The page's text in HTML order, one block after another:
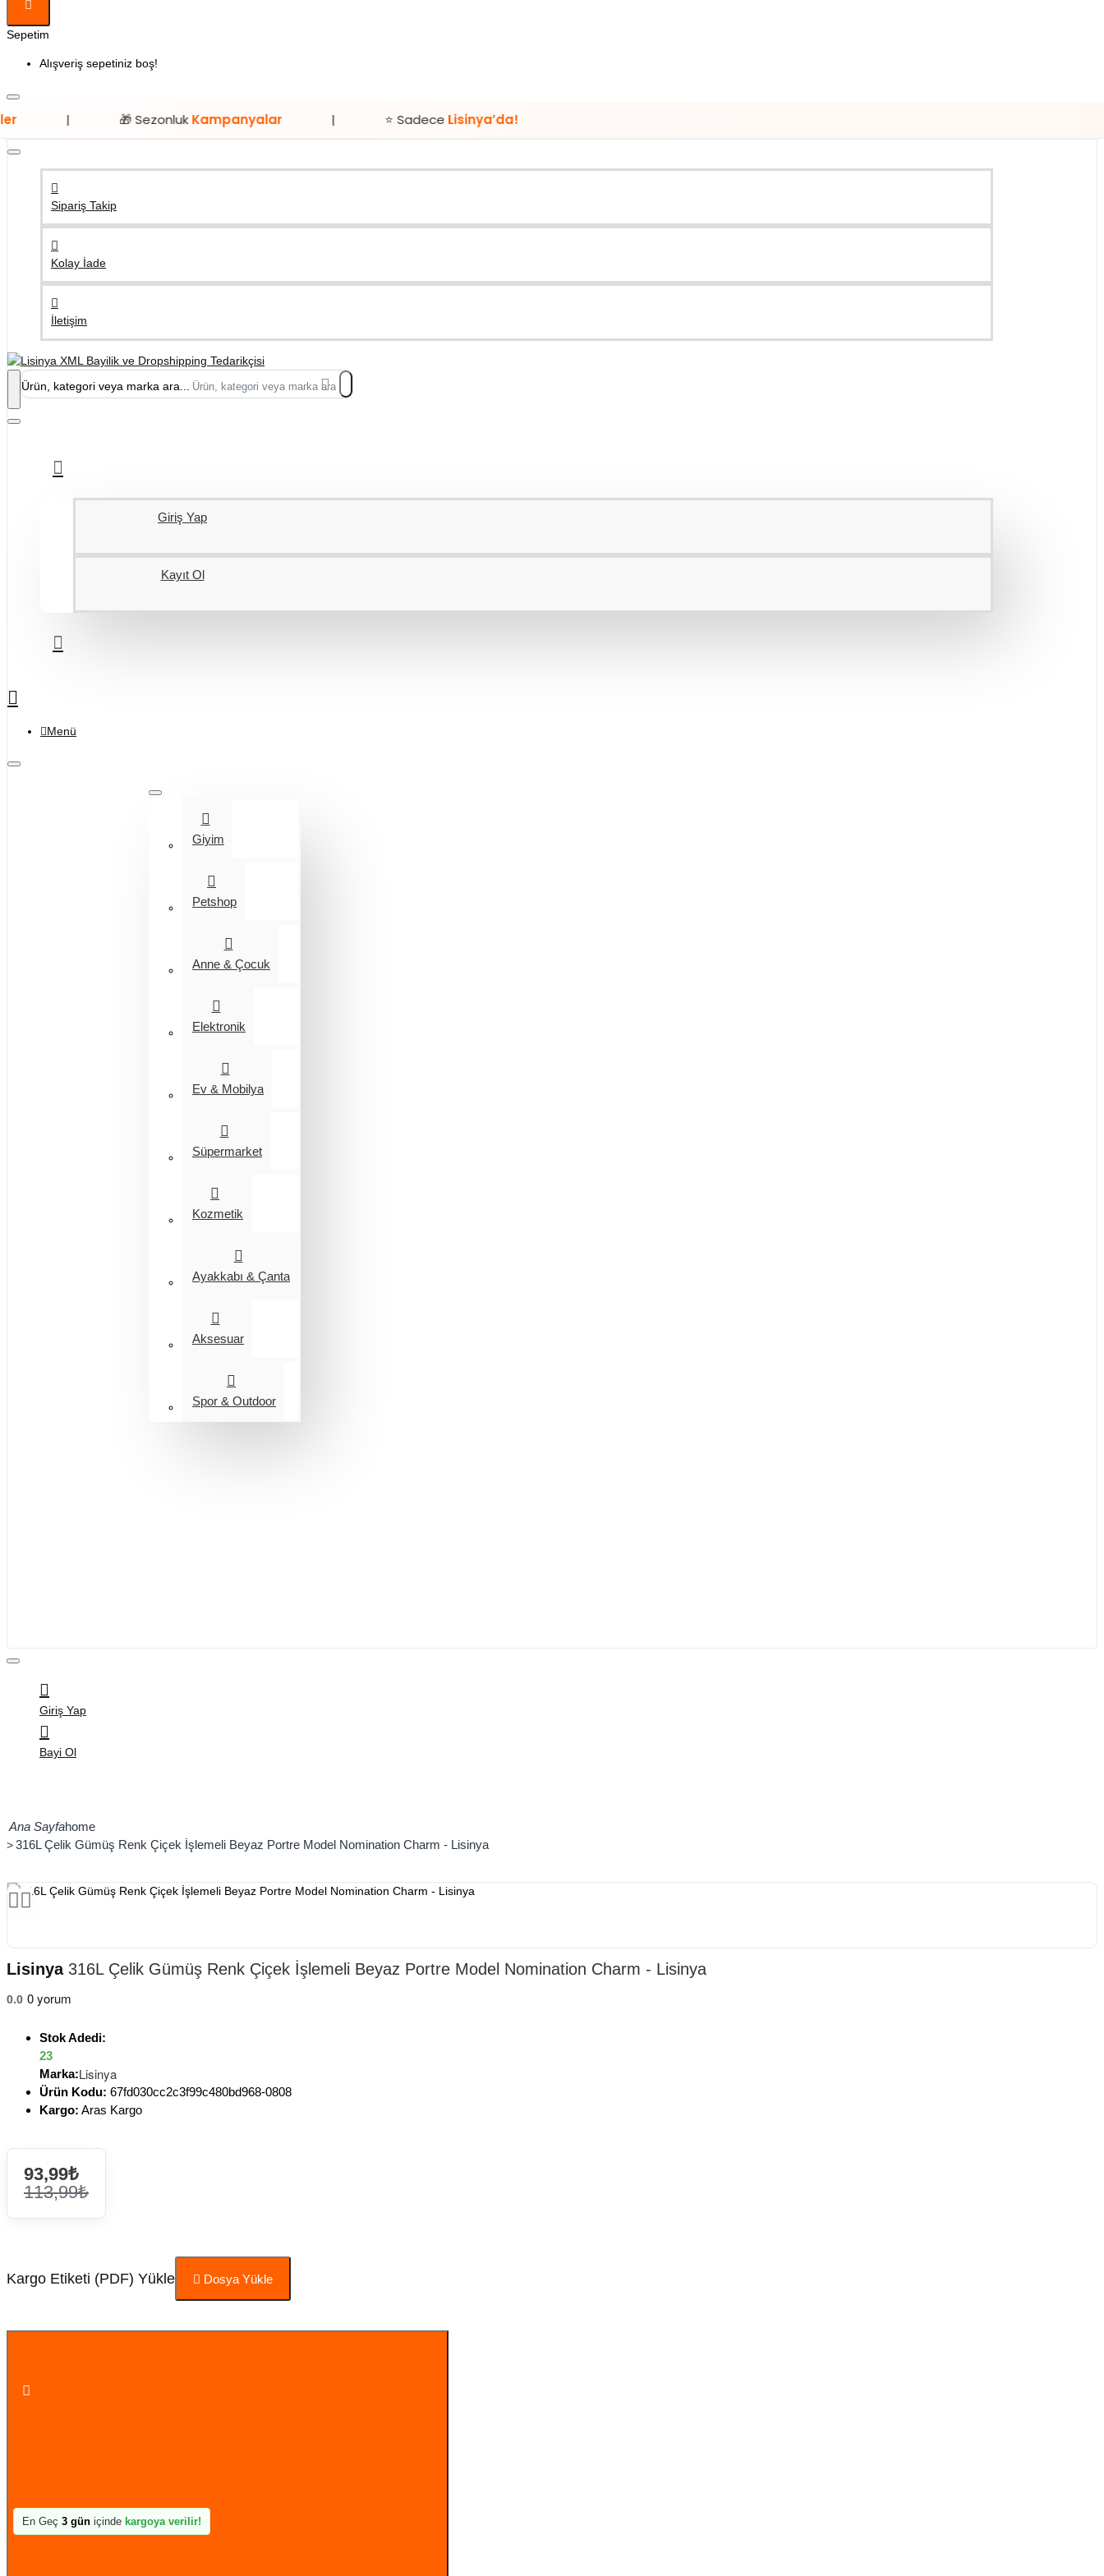
Sepetim
Alışveriş sepetiniz boş!
🎁 Sezonluk Kampanyalar | ⭐ Sadece Lisinya’da!
Sipariş Takip
Kolay İade
İletişim
Ürün, kategori veya marka ara...
Giriş Yap
Kayıt Ol
Menü
Giyim
Petshop
Anne & Çocuk
Elektronik
Ev & Mobilya
Süpermarket
Kozmetik
Ayakkabı & Çanta
Aksesuar
Spor & Outdoor
Giriş Yap
Bayi Ol
home
316L Çelik Gümüş Renk Çiçek İşlemeli Beyaz Portre Model Nomination Charm - Lisinya
Lisinya316L Çelik Gümüş Renk Çiçek İşlemeli Beyaz Portre Model Nomination Charm - Lisinya
0.0 0 yorum
Stok Adedi:
23
Marka:Lisinya
Ürün Kodu: 67fd030cc2c3f99c480bd968-0808
Kargo: Aras Kargo
93,99₺
113,99₺
Kargo Etiketi (PDF) Yükle Dosya Yükle
En Geç 3 gün içinde kargoya verilir!